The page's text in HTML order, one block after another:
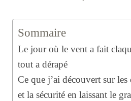
Sommaire
Le jour où le vent a fait
tout a dérapé
Ce que j’ai découvert sur les
et la sécurité en laissant le